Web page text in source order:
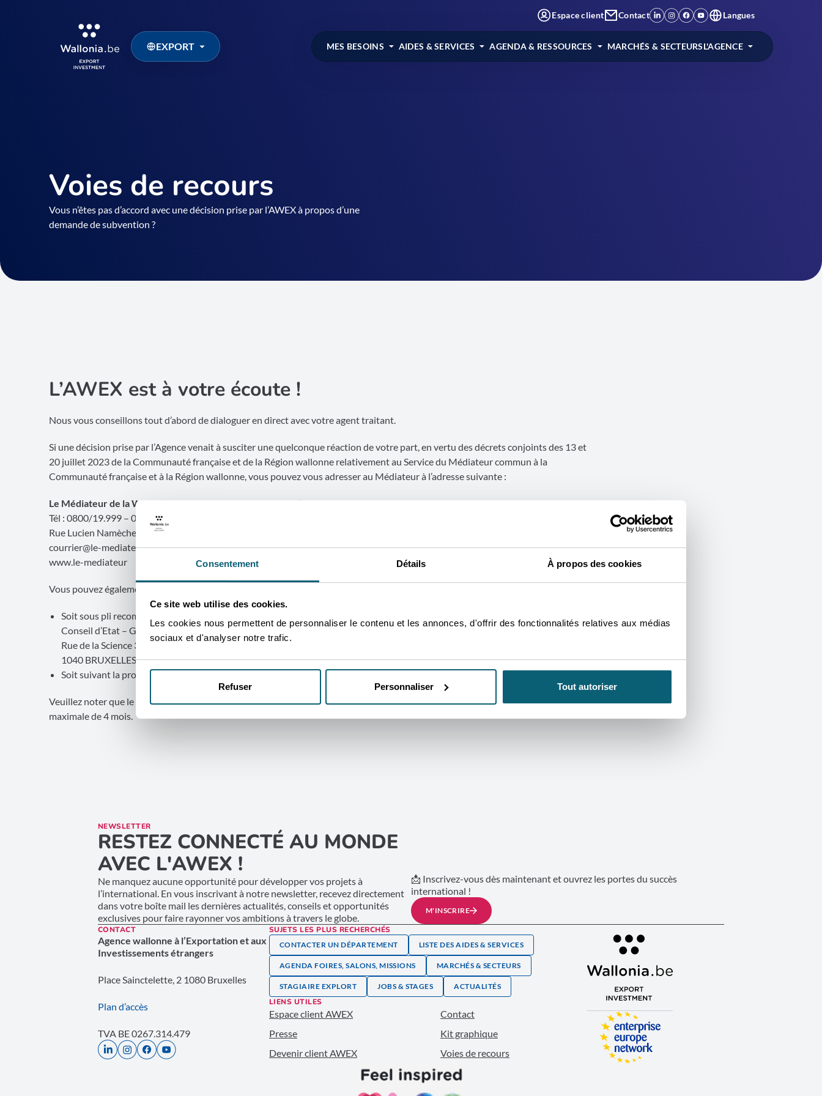
Consentement Détails À propos des cookies
Ce site web utilise des cookies.
Les cookies nous permettent de personnaliser le contenu et les annonces, d'offrir des fonctionnalités relatives aux médias
sociaux et d'analyser notre trafic.
Refuser Personnaliser Tout autoriser
EXPORT
Espace client Contact Langues
MES BESOINS AIDES & SERVICES AGENDA & RESSOURCES MARCHÉS & SECTEURSL'AGENCE
Voies de recours
Vous n’êtes pas d’accord avec une décision prise par l’AWEX à propos d’une
demande de subvention ?
L’AWEX est à votre écoute !
Nous vous conseillons tout d’abord de dialoguer en direct avec votre agent traitant.
Si une décision prise par l’Agence venait à susciter une quelconque réaction de votre part, en vertu des décrets conjoints des 13 et
20 juillet 2023 de la Communauté française et de la Région wallonne relativement au Service du Médiateur commun à la
Communauté française et à la Région wallonne, vous pouvez vous adresser au Médiateur à l’adresse suivante :
Le Médiateur de la Wallonie et de la Fédération Wallonie-Bruxelles
Tél : 0800/19.999 – 081/32.19.11 – Fax : 081/32.19.00
Rue Lucien Namèche, 54
courrier@le-mediateur.be
www.le-mediateur
Vous pouvez également
Soit sous pli recommandé :
Conseil d’Etat – Greffe de la section du contentieux administratif
Rue de la Science 33
1040 BRUXELLES
Soit suivant la procédure électronique (voir à cet effet la rubrique « e-Procédure » surhttp://www.conseildetat.be/
Veuillez noter que le dépôt d’une réclamation auprès du Médiateur suspend le délai de recours au Conseil d’Etat pour une durée
maximale de 4 mois.
NEWSLETTER
RESTEZ CONNECTÉ AU MONDE
AVEC L'AWEX !
Ne manquez aucune opportunité pour développer vos projets à
l’international. En vous inscrivant à notre newsletter, recevez directement
dans votre boîte mail les dernières actualités, conseils et opportunités
exclusives pour faire rayonner vos ambitions à travers le globe.
📩 Inscrivez-vous dès maintenant et ouvrez les portes du succès
international !
M'INSCRIRE
CONTACT
Agence wallonne à l’Exportation et aux
Investissements étrangers
Place Sainctelette, 2 1080 Bruxelles
Plan d’accès
TVA BE 0267.314.479
SUJETS LES PLUS RECHERCHÉS
CONTACTER UN DÉPARTEMENT LISTE DES AIDES & SERVICES
AGENDA FOIRES, SALONS, MISSIONS MARCHÉS & SECTEURS
STAGIAIRE EXPLORT JOBS & STAGES ACTUALITÉS
LIENS UTILES
Espace client AWEX
Contact
Presse
Kit graphique
Devenir client AWEX
Voies de recours